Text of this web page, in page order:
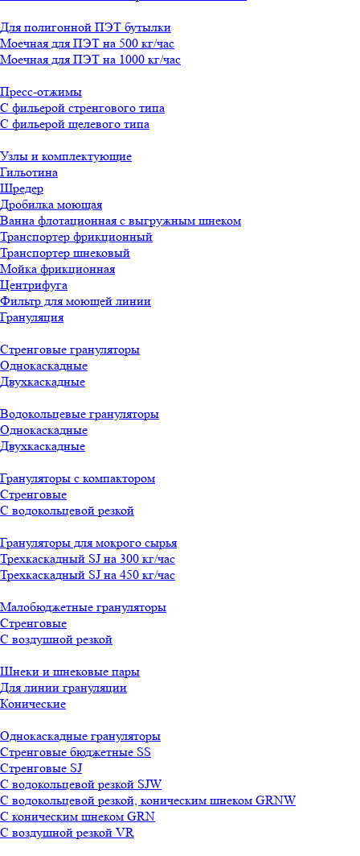
Для полигонной ПЭТ бутылки
Моечная для ПЭТ на 500 кг/час
Моечная для ПЭТ на 1000 кг/час
Пресс-отжимы
С фильерой стренгового типа
С фильерой щелевого типа
Узлы и комплектующие
Гильотина
Шредер
Дробилка моющая
Ванна флотационная с выгружным шнеком
Транспортер фрикционный
Транспортер шнековый
Мойка фрикционная
Центрифуга
Фильтр для моющей линии
Грануляция
Стренговые грануляторы
Однокаскадные
Двухкаскадные
Водокольцевые грануляторы
Однокаскадные
Двухкаскадные
Грануляторы с компактором
Стренговые
С водокольцевой резкой
Грануляторы для мокрого сырья
Трехкаскадный SJ на 300 кг/час
Трехкаскадный SJ на 450 кг/час
Малобюджетные грануляторы
Стренговые
С воздушной резкой
Шнеки и шнековые пары
Для линии грануляции
Конические
Однокаскадные грануляторы
Стренговые бюджетные SS
Стренговые SJ
С водокольцевой резкой SJW
С водокольцевой резкой, коническим шнеком GRNW
С коническим шнеком GRN
С воздушной резкой VR